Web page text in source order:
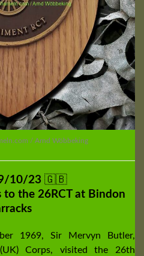
/ Arnd Wöbbeking
10/23 🇬🇧
to the 26RCT at Bindon
1969, Sir Mervyn Butler,
Corps, visited the 26th